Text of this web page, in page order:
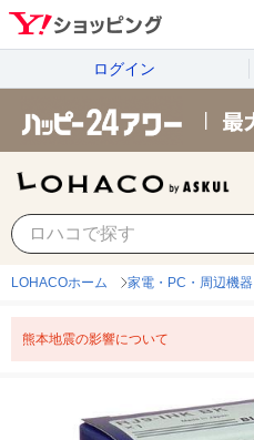
ログイン
LOHACOホーム 家電・PC・周辺機器
熊本地震の影響について